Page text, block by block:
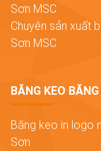
Sơn MSC
Chuyên sản xuất
Sơn MSC
BĂNG KEO
Băng keo in logo
Sơn